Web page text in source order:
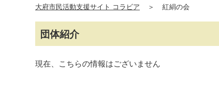
大府市民活動支援サイト コラビア ＞ 紅絹の会
団体紹介
現在、こちらの情報はございません